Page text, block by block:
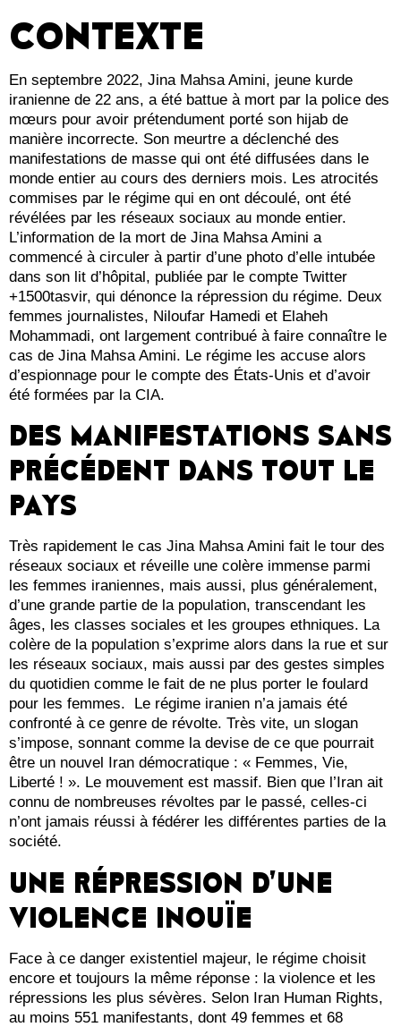
CONTEXTE
En septembre 2022, Jina Mahsa Amini, jeune kurde
iranienne de 22 ans, a été battue à mort par la police des
mœurs pour avoir prétendument porté son hijab de
manière incorrecte. Son meurtre a déclenché des
manifestations de masse qui ont été diffusées dans le
monde entier au cours des derniers mois. Les atrocités
commises par le régime qui en ont découlé, ont été
révélées par les réseaux sociaux au monde entier.
L’information de la mort de Jina Mahsa Amini a
commencé à circuler à partir d’une photo d’elle intubée
dans son lit d’hôpital, publiée par le compte Twitter
+1500tasvir, qui dénonce la répression du régime. Deux
femmes journalistes, Niloufar Hamedi et Elaheh
Mohammadi, ont largement contribué à faire connaître le
cas de Jina Mahsa Amini. Le régime les accuse alors
d’espionnage pour le compte des États-Unis et d’avoir
été formées par la CIA.
DES MANIFESTATIONS SANS
PRÉCÉDENT DANS TOUT LE
PAYS
Très rapidement le cas Jina Mahsa Amini fait le tour des
réseaux sociaux et réveille une colère immense parmi
les femmes iraniennes, mais aussi, plus généralement,
d’une grande partie de la population, transcendant les
âges, les classes sociales et les groupes ethniques. La
colère de la population s’exprime alors dans la rue et sur
les réseaux sociaux, mais aussi par des gestes simples
du quotidien comme le fait de ne plus porter le foulard
pour les femmes. Le régime iranien n’a jamais été
confronté à ce genre de révolte. Très vite, un slogan
s’impose, sonnant comme la devise de ce que pourrait
être un nouvel Iran démocratique : « Femmes, Vie,
Liberté ! ». Le mouvement est massif. Bien que l’Iran ait
connu de nombreuses révoltes par le passé, celles-ci
n’ont jamais réussi à fédérer les différentes parties de la
société.
UNE RÉPRESSION D’UNE
VIOLENCE INOUÏE
Face à ce danger existentiel majeur, le régime choisit
encore et toujours la même réponse : la violence et les
répressions les plus sévères. Selon Iran Human Rights,
au moins 551 manifestants, dont 49 femmes et 68